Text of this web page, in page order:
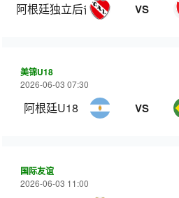
阿根廷独立后备队 VS
美锦U18
2026-06-03 07:30
阿根廷U18 VS
国际友谊
2026-06-03 11:00